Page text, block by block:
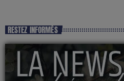
RESTEZ INFORMÉS